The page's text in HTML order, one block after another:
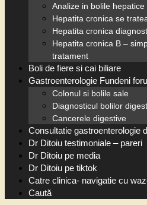
Analize in bolile hepatice
Hepatita cronica se
Hepatita cronica
Hepatita cronica B –
tratament
Boli de fiere si cai biliare
Gastroenterologie Fundeni
Colonul si bolile sale
Diagnosticul bolilor
Cancerele digestive
Consultatie gastroenterologie
Dr Ditoiu testimoniale – pareri
Dr Ditoiu pe media
Dr Ditoiu pe tiktok
Catre clinica- navigatie cu
Caută